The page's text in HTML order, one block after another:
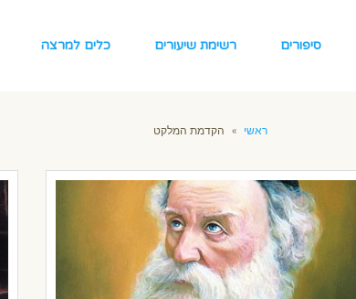
סיפורים רשימת שיעורים כלים למרצה
ראשי » הקדמת המלקט